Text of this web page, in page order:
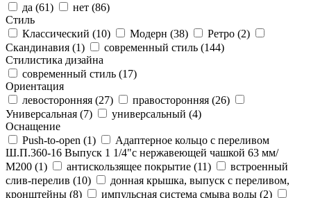
да (61) нет (86)
Стиль
Классический (10) Модерн (38) Ретро (2)
Скандинавия (1) современный стиль (144)
Стилистика дизайна
современный стиль (17)
Ориентация
левосторонняя (27) правосторонняя (26)
Универсальная (7) универсальный (4)
Оснащение
Push-to-open (1)
Адаптерное кольцо с переливом
Ш.П.360-16 Выпуск 1 1/4"с нержавеющей чашкой 63 мм/
М200 (1) антискользящее покрытие (11)
встроенный
слив-перелив (10)
донная крышка, выпуск с переливом,
кронштейны (8) импульсная система смыва воды (2)